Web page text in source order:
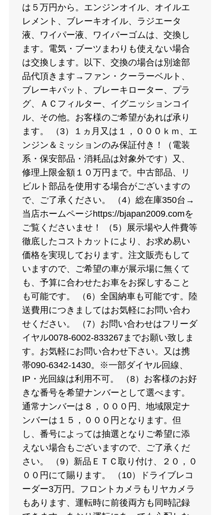
は５万円から。エンジンオイル、オイルエ
レメント、ブレーキオイル、ラジエータ
液、ワイパー液、ワイパーゴムは、交換し
ます。電気・ブーツまわりも使えない場合
は交換します。以下、交換の場合は別途部
品代頂きます→ファン・クーラーベルト、
ブレーキパット、ブレーキローター、プラ
グ、ＡＣフィルター、イグニッションコイ
ル、その他。お客様のご希望があれば承り
ます。 （3）１ヵ月又は１，０００ｋｍ、エ
ンジン＆ミッションのみ保証付き！（電装
系・保安部品・消耗品は対象外です）又、
修理上限金額１０万円まで。中古部品、リ
ビルト部品を使用する場合がございますの
で、ご了承ください。 （4）総在庫350台→
当店ホームページhttps://bjapan2009.comを
ご覧くださいませ！ （5）展示場や人件費等
徹底したコストカットにより、お求め易い
価格を実現しております。注文販売もして
いますので、ご希望の車が展示場に無くて
も、予算に合わせたお車をお探しすること
も可能です。 （6）全国納車も可能です。陸
送費用につきましてはお気軽にお問い合わ
せください。 （7）お問い合わせはフリーダ
イヤル0078-6002-833267までお願い致しま
す。お気軽にお問い合わせ下さい。又は携
帯090-6342-1430。※一部ダイヤル回線、
IP・光回線は利用不可。 （8）お客様のお好
きな番号を希望ナンバーとして選べます。
通常ナンバーは８，０００円、地域限定ナ
ンバーは１５，０００円となります。但
し、番号によっては抽選となりご希望に添
えない場合もございますので、ご了承くだ
さい。 （9）新品ＥＴＣ取り付け、２０，０
００円にて賜ります。 （10）ドライブレコ
ーダー3万円。フロントカメラもリヤカメラ
もあります、運転時に前後両方も同時記録